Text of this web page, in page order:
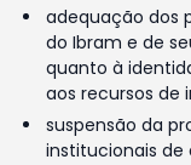
adequação dos
do Ibram e de
quanto à
aos recursos de
suspensão da
institucionais